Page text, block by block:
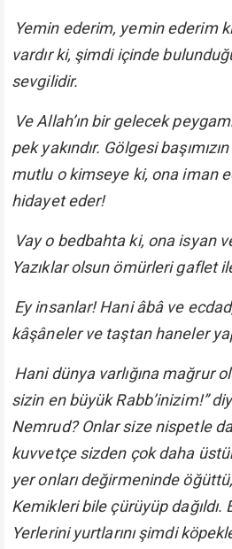
Yemin ederim, yemin ederim
vardır ki, şimdi içinde
sevgilidir.
Ve Allah’ın bir gelecek
pek yakındır. Gölgesi
mutlu o kimseye ki, ona iman
hidayet eder!
Vay o bedbahta ki, ona isyan
Yazıklar olsun ömürleri gaflet
Ey insanlar! Hani âbâ ve
kâşâneler ve taştan haneler
Hani dünya varlığına mağrur
sizin en büyük Rabb’inizim!”
Nemrud? Onlar size nispetle
kuvvetçe sizden çok daha
yer onları değirmeninde
Kemikleri bile çürüyüp dağıldı.
Yerlerini yurtlarını şimdi